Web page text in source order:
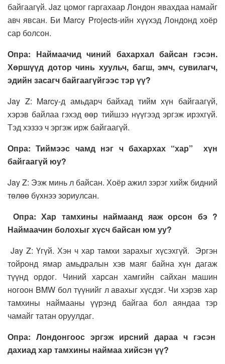
байгаагүй. Jaz цомог гаргахаар Лондон явахдаа намайг
авч явсан. Би Marcy Projects-ийн хүүхэд Лондонд хоёр
сар болсон.
Опра: Наймаачид чиний бахархал байсан гэсэн.
Хөршүүд дотор чинь хуульч, багш, эмч, сувилагч,
эдийн засагч байгаагүйгээс тэр үү?
Jay Z: Marcy-д амьдарч байхад тийм хүн байгаагүй,
хэрэв байлаа гэхэд өөр тийшээ нүүгээд эргэж ирэхгүй.
Тэд хэзээ ч эргэж ирж байгаагүй.
Опра: Тиймээс чамд нэг ч бахархах “хар” хүн
байгаагүй юу?
Jay Z: Ээж минь л байсан. Хоёр ажил зэрэг хийж бидний
төлөө бүхнээ зориулсан.
Опра: Хар тамхины наймаанд яаж орсон бэ ?
Наймаачин болохыг хүсч байсан юм уу?
Jay Z: Үгүй. Хэн ч хар тамхи зарахыг хүсэхгүй. Эргэн
тойронд ямар амьдралын хэв маяг байна хүн дагаж
түүнд ордог. Чиний харсан хамгийн сайхан машин
ногоон BMW бол түүнийг л авахыг хүсдэг. Чи хэрэв хар
тамхины наймааны үүрэнд байгаа бол аяндаа тэр
чамайг татан оруулдаг.
Опра: Лондонгоос эргэж ирсний дараа ч гэсэн
дахиад хар тамхины наймаа хийсэн үү?